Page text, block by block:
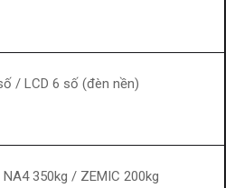
/ LCD 6 số (đèn nền)
NA4 350kg / ZEMIC 200kg